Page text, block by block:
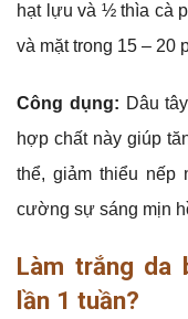
hạt lựu và ½ thìa cà
và mặt trong 15 – 20
Công dụng: Dâu
hợp chất này giúp
thể, giảm thiểu nếp
cường sự sáng mịn
Làm trắng da
lần 1 tuần?